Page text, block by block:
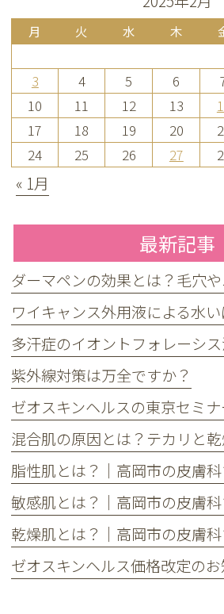
月 火 水 木
3
4 5 6
10
11 12 13
17
18 19 20
24
25 26 27
« 1月
最新記事
ワイキャンス外用液による水
紫外線対策は万全ですか？
脂性肌とは？｜高岡市の皮膚
敏感肌とは？｜高岡市の皮膚
乾燥肌とは？｜高岡市の皮膚
ゼオスキンヘルス価格改定の